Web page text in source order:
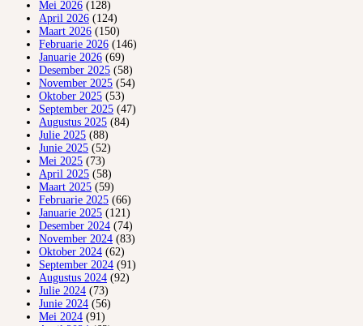
Mei 2026 (128)
April 2026 (124)
Maart 2026 (150)
Februarie 2026 (146)
Januarie 2026 (69)
Desember 2025 (58)
November 2025 (54)
Oktober 2025 (53)
September 2025 (47)
Augustus 2025 (84)
Julie 2025 (88)
Junie 2025 (52)
Mei 2025 (73)
April 2025 (58)
Maart 2025 (59)
Februarie 2025 (66)
Januarie 2025 (121)
Desember 2024 (74)
November 2024 (83)
Oktober 2024 (62)
September 2024 (91)
Augustus 2024 (92)
Julie 2024 (73)
Junie 2024 (56)
Mei 2024 (91)